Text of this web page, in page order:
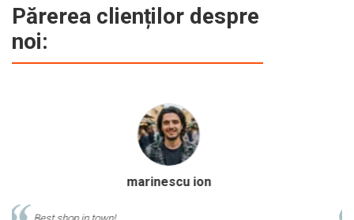
și pare foarte rezistent!
Fermoarele sunt de asemenea de
Părerea clienților despre
noi:
Calinescu Matei